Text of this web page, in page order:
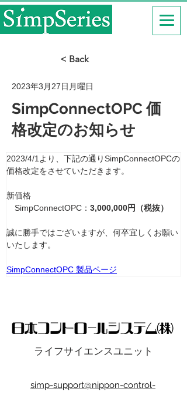
< Back
2023年3月27日月曜日
SimpConnectOPC 価
格改定のお知らせ
2023/4/1より、下記の通りSimpConnectOPCの
価格改定をさせていただきます。
新価格
SimpConnectOPC： 3,000,000円（税抜）
誠に勝手ではございますが、何卒宜しくお願い
いたします。
SimpConnectOPC 製品ページ
ライフサイエンスユニット
simp-support@nippon-control-